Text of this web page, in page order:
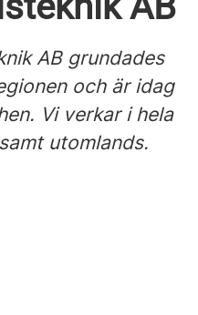
AB grundades
och är idag
Vi verkar i hela
utomlands.